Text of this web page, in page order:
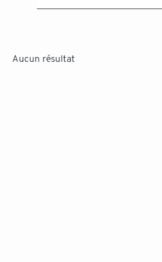
Aucun résultat